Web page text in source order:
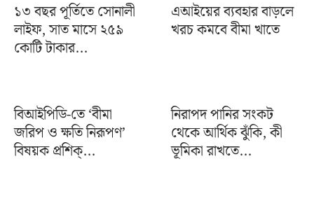
১৩ বছর পূর্তিতে সোনালী
লাইফ, সাত মাসে ২৫৯
কোটি টাকার...
এআইয়ের ব্যবহার বাড়লে
খরচ কমবে বীমা খাতে
বিআইপিডি-তে ‘বীমা
জরিপ ও ক্ষতি নিরূপণ’
বিষয়ক প্রশিক্...
নিরাপদ পানির সংকট
থেকে আর্থিক ঝুঁকি, কী
ভূমিকা রাখতে...